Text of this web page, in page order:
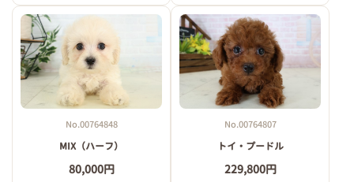
No.00764848
MIX（ハーフ）
80,000円
No.00764807
トイ・プードル
229,800円